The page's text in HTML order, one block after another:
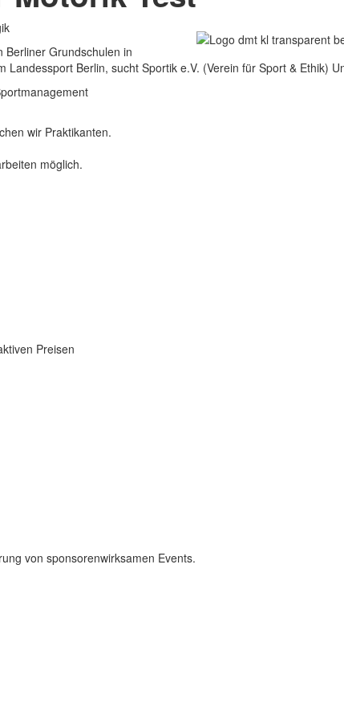
Berliner Grundschulen in
Berlin, sucht Sportik e.V. (Verein für Sport & Ethik)
wir Praktikanten.
möglich.
Preisen
von sponsorenwirksamen Events.